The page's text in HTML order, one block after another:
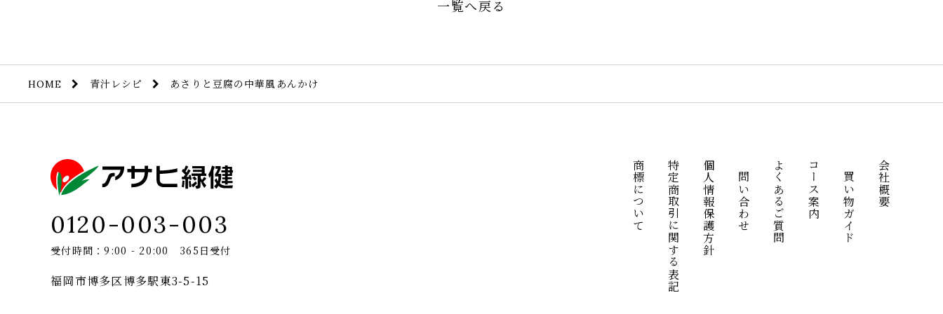
一覧へ戻る
HOME 青汁レシピ あさりと豆腐の中華風あんかけ
会社概要
お買い物ガイド
コース案内
よくあるご質問
お問い合わせ
個人情報保護方針
特定商取引に関する表記
商標について
0120-003-003
受付時間：9:00 - 20:00 365日受付
福岡市博多区博多駅東3-5-15